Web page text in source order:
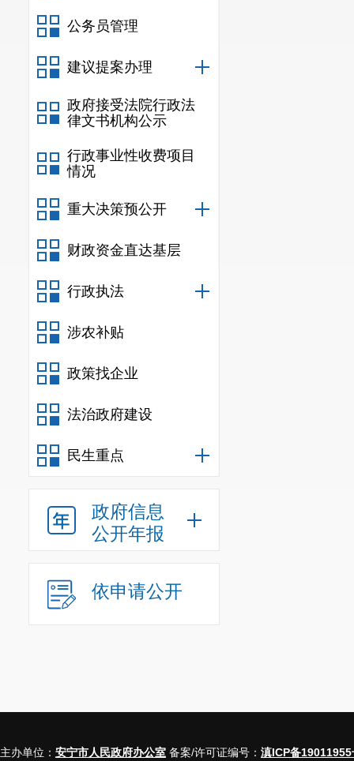
公务员管理
建议提案办理
政府接受法院行政法
律文书机构公示
行政事业性收费项目
情况
重大决策预公开
财政资金直达基层
行政执法
涉农补贴
政策找企业
法治政府建设
民生重点
政府信息
公开年报
依申请公开
主办单位： 安宁市人民政府办公室 备案/许可证编号： 滇ICP备